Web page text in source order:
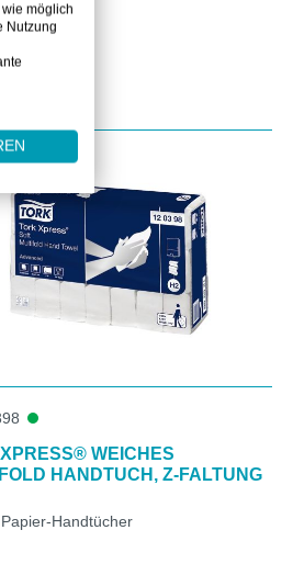
WEICHES
HANDTUCH, Z-FALTUNG
Handtücher
möglich
Nutzung